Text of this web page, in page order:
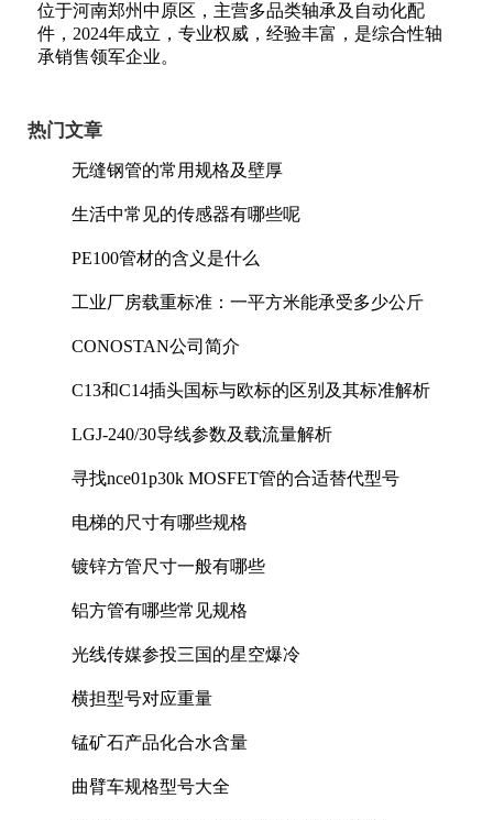
位于河南郑州中原区，主营多品类轴承及自动化配
件，2024年成立，专业权威，经验丰富，是综合性轴
承销售领军企业。
热门文章
无缝钢管的常用规格及壁厚
生活中常见的传感器有哪些呢
PE100管材的含义是什么
工业厂房载重标准：一平方米能承受多少公斤
CONOSTAN公司简介
C13和C14插头国标与欧标的区别及其标准解析
LGJ-240/30导线参数及载流量解析
寻找nce01p30k MOSFET管的合适替代型号
电梯的尺寸有哪些规格
镀锌方管尺寸一般有哪些
铝方管有哪些常见规格
光线传媒参投三国的星空爆冷
横担型号对应重量
锰矿石产品化合水含量
曲臂车规格型号大全